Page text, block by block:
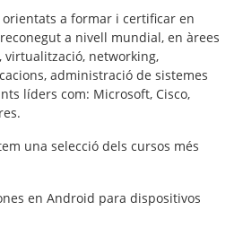
orientats a formar i certificar en
a nivell mundial, en àrees
virtualització, networking,
administració de sistemes
líders com: Microsoft, Cisco,
una selecció dels cursos més
en Android para dispositivos